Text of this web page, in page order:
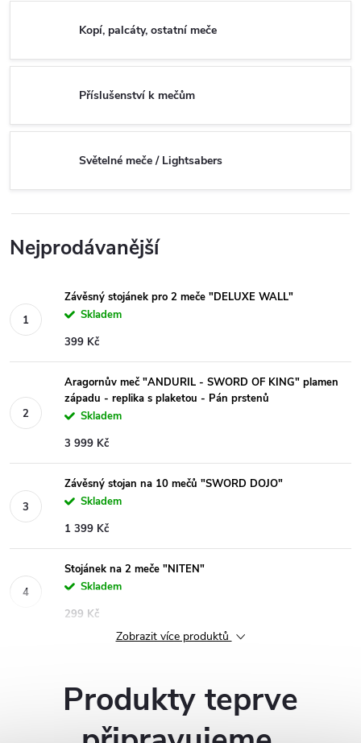
Kopí, palcáty, ostatní meče
Příslušenství k mečům
Světelné meče / Lightsabers
Nejprodávanější
Závěsný stojánek pro 2 meče "DELUXE WALL"
Skladem
399 Kč
Aragornův meč "ANDURIL - SWORD OF KING" plamen
západu - replika s plaketou - Pán prstenů
Skladem
3 999 Kč
Závěsný stojan na 10 mečů "SWORD DOJO"
Skladem
1 399 Kč
Stojánek na 2 meče "NITEN"
Skladem
299 Kč
Zobrazit více produktů
Produkty teprve